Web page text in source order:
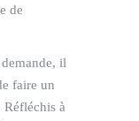
de
il
faire un
à